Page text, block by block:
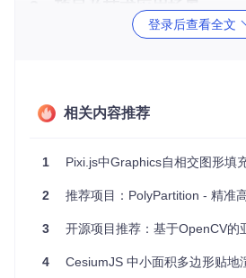
3、项目及技术应用场景
GIS系统: 地图渲染和地理信息系统
作。
算法。
登录后查看全文
相关内容推荐
1 Pixi.js中Graphics自相交图形填
2 推荐项目：PolyPartition - 精准高效的多
3 开源项目推荐：基于OpenCV的
4 CesiumJS 中小面积多边形贴地渲